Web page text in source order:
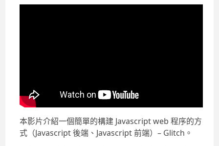
本影片介紹一個簡單的構建 Javascript web 程序的方
式（Javascript 後端、Javascript 前端）– Glitch。